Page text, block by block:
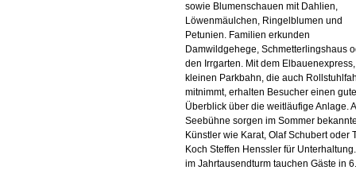
sowie Blumenschauen mit Dahlien,
Löwenmäulchen, Ringelblumen und
Petunien. Familien erkunden
Damwildgehege, Schmetterlingshaus
den Irrgarten. Mit dem
kleinen Parkbahn, die auch
mitnimmt, erhalten Besucher einen
Überblick über die weitläufige Anlage.
Seebühne sorgen im Sommer
Künstler wie Karat, Olaf Schubert oder
Koch Steffen Henssler für
im Jahrtausendturm tauchen Gäste in